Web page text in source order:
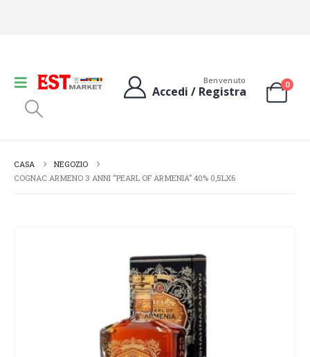
Benvenuto
Accedi / Registra 0
CASA
NEGOZIO
COGNAC ARMENO 3 ANNI “PEARL OF ARMENIA” 40% 0,5LX6